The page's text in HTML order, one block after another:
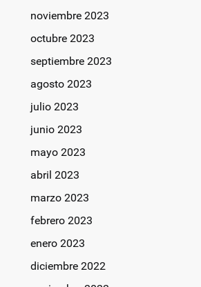
noviembre 2023
octubre 2023
septiembre 2023
agosto 2023
julio 2023
junio 2023
mayo 2023
abril 2023
marzo 2023
febrero 2023
enero 2023
diciembre 2022